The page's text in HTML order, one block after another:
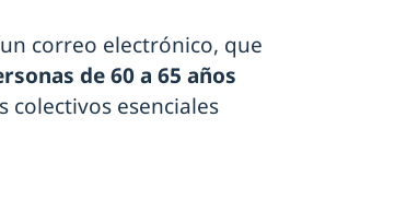
correo electrónico, que
de 60 a 65 años
colectivos esenciales